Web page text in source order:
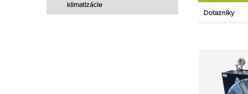
klimatizácie
Dotazníky